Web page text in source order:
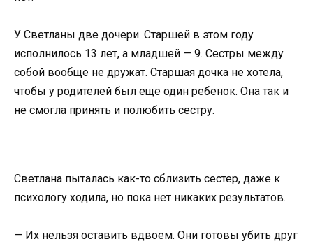
У Светланы две дочери. Старшей в этом году
исполнилось 13 лет, а младшей — 9. Сестры между
собой вообще не дружат. Старшая дочка не хотела,
чтобы у родителей был еще один ребенок. Она так и
не смогла принять и полюбить сестру.
Светлана пыталась как-то сблизить сестер, даже к
психологу ходила, но пока нет никаких результатов.
— Их нельзя оставить вдвоем. Они готовы убить друг